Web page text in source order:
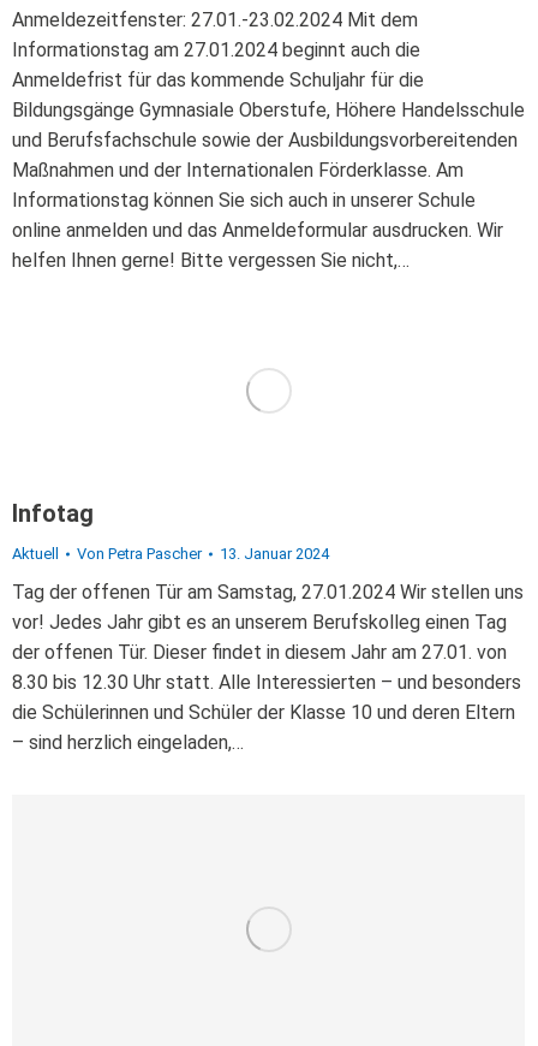
Anmeldezeitfenster: 27.01.-23.02.2024 Mit dem
Informationstag am 27.01.2024 beginnt auch die
Anmeldefrist für das kommende Schuljahr für die
Bildungsgänge Gymnasiale Oberstufe, Höhere Handelsschule
und Berufsfachschule sowie der Ausbildungsvorbereitenden
Maßnahmen und der Internationalen Förderklasse. Am
Informationstag können Sie sich auch in unserer Schule
online anmelden und das Anmeldeformular ausdrucken. Wir
helfen Ihnen gerne! Bitte vergessen Sie nicht,…
Infotag
Aktuell Von Petra Pascher 13. Januar 2024
Tag der offenen Tür am Samstag, 27.01.2024 Wir stellen uns
vor! Jedes Jahr gibt es an unserem Berufskolleg einen Tag
der offenen Tür. Dieser findet in diesem Jahr am 27.01. von
8.30 bis 12.30 Uhr statt. Alle Interessierten – und besonders
die Schülerinnen und Schüler der Klasse 10 und deren Eltern
– sind herzlich eingeladen,…